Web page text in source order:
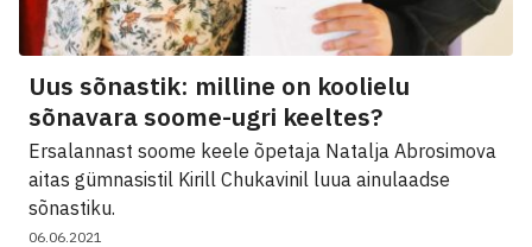
Uus sõnastik: milline on koolielu
sõnavara soome-ugri keeltes?
Ersalannast soome keele õpetaja Natalja Abrosimova
aitas gümnasistil Kirill Chukavinil luua ainulaadse
sõnastiku.
06.06.2021